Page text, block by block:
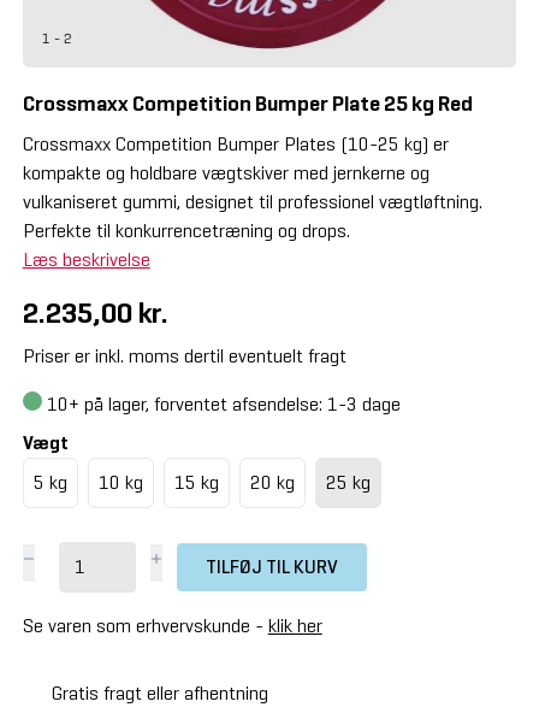
1 - 2
Crossmaxx Competition Bumper Plate 25 kg Red
Crossmaxx Competition Bumper Plates (10-25 kg) er
kompakte og holdbare vægtskiver med jernkerne og
vulkaniseret gummi, designet til professionel vægtløftning.
Perfekte til konkurrencetræning og drops.
Læs beskrivelse
2.235,00 kr.
Priser er inkl. moms dertil eventuelt fragt
10+ på lager, forventet afsendelse: 1-3 dage
Vægt
5 kg
10 kg 15 kg 20 kg 25 kg
TILFØJ TIL KURV
Se varen som erhvervskunde - klik her
Gratis fragt eller afhentning